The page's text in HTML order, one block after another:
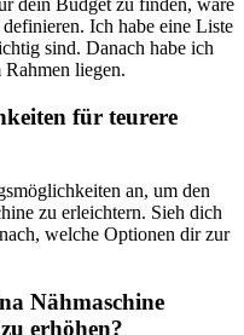
dein Budget ‌zu finden, wäre
⁣Ich habe eine Liste
sind. Danach habe ich
liegen.
für⁣ teurere
an, um den
zu erleichtern. Sieh dich
welche Optionen dir ⁣zur
Nähmaschine
erhöhen?